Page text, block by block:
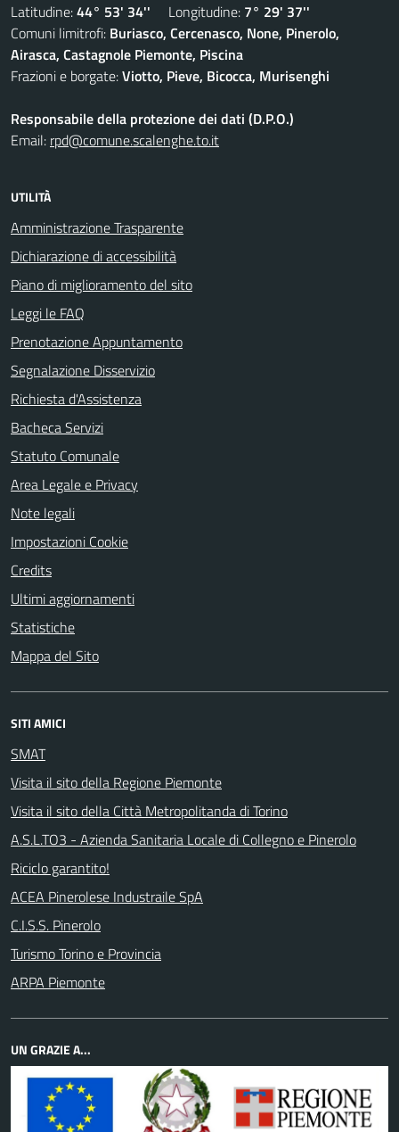
Latitudine:44° 53' 34'' Longitudine: 7° 29' 37''
Comuni limitrofi: Buriasco, Cercenasco, None, Pinerolo,
Airasca, Castagnole Piemonte, Piscina
Frazioni e borgate:Viotto, Pieve, Bicocca, Murisenghi
Responsabile della protezione dei dati (D.P.O.)
Email: rpd@comune.scalenghe.to.it
UTILITÀ
Amministrazione Trasparente
Dichiarazione di accessibilità
Piano di miglioramento del sito
Leggi le FAQ
Prenotazione Appuntamento
Segnalazione Disservizio
Richiesta d'Assistenza
Bacheca Servizi
Statuto Comunale
Area Legale e Privacy
Note legali
Impostazioni Cookie
Credits
Ultimi aggiornamenti
Statistiche
Mappa del Sito
SITI AMICI
SMAT
Visita il sito della Regione Piemonte
Visita il sito della Città Metropolitanda di Torino
A.S.L.TO3 - Azienda Sanitaria Locale di Collegno e Pinerolo
Riciclo garantito!
ACEA Pinerolese Industraile SpA
C.I.S.S. Pinerolo
Turismo Torino e Provincia
ARPA Piemonte
UN GRAZIE A...